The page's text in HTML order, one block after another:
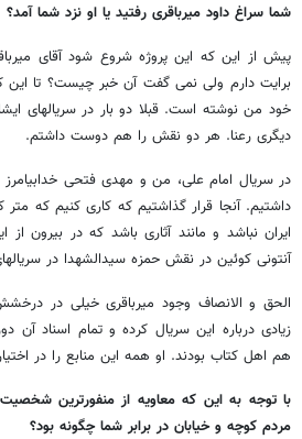
شما سراغ داود میرباقری رفتید یا او نزد شما آمد؟
پیش از این که این پروژه شروع شود آقای
برایت دارم ولی نمی گفت آن خبر چیست؟ تا
خود من نوشته است. قبلا دو بار در سریالهای
دیگری رعنا. هر دو نقش را هم دوست داشتم.
در سریال امام علی، من و مهدی فتحی
داشتیم. آنجا قرار گذاشتیم که کاری کنیم که
ایران نباشد و مانند آثاری باشد که در بیرون
آنتونی کوئین در نقش حمزه سیدالشهدا در
الحق و الانصاف وجود میرباقری خیلی در درخشش
زیادی درباره این سریال کرده و تمام اسناد آن
هم اهل کتاب بودند. او همه این منابع را در
با توجه به این که معاویه از منفورترین
مردم کوچه و خیابان در برابر شما چگونه بود؟